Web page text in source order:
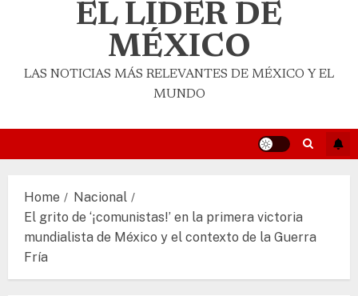
EL LÍDER DE
MÉXICO
LAS NOTICIAS MÁS RELEVANTES DE MÉXICO Y EL
MUNDO
Home
Nacional
El grito de ‘¡comunistas!’ en la primera victoria
mundialista de México y el contexto de la Guerra
Fría